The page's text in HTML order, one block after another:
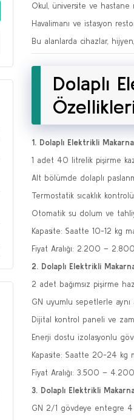
Okul, üniversite ve hastane
Havalimanı ve istasyon
Bu alanlarda cihazlar,
Dolaplı
1. Dolaplı Elektrikli
1 adet 40 litrelik pişirme
Alt bölümde dolaplı
Termostatik sıcaklık
Otomatik su dolum ve
Kapasite: Saatte 10-12 kg
Fiyat Aralığı: 2.200 –
2. Dolaplı Elektrikli
2 adet bağımsız pişirme
GN uyumlu sepetlerle
Dijital kontrol paneli ve
Enerji dostu izolasyonlu
Kapasite: Saatte 20-24 kg
Fiyat Aralığı: 3.500 –
3. Dolaplı Elektrikli
GN 2/1 gövdeye entegre 4